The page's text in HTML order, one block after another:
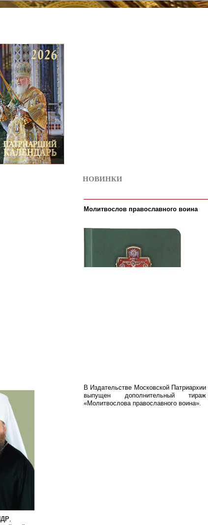
,
НОВИНКИ
Молитвослов православного воина
В Издательстве Московской Патриархии
выпущен дополнительный тираж
«Молитвослова православного воина».